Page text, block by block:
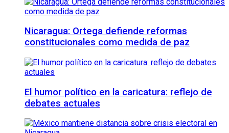
Nicaragua: Ortega defiende reformas
constitucionales como medida de paz
El humor político en la caricatura: reflejo de
debates actuales